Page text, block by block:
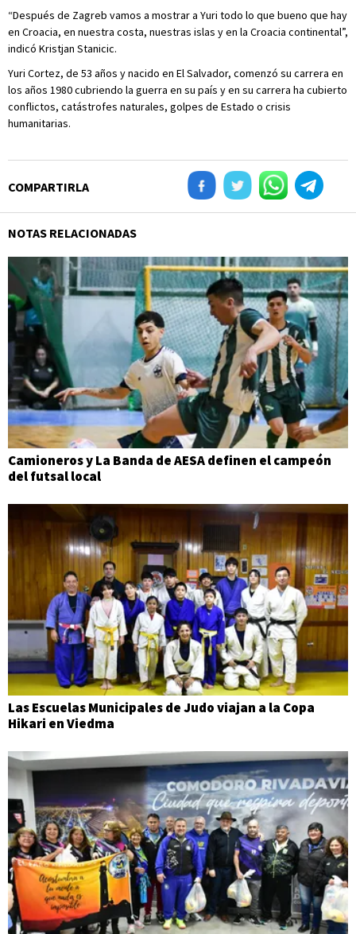
“Después de Zagreb vamos a mostrar a Yuri todo lo que bueno que hay
en Croacia, en nuestra costa, nuestras islas y en la Croacia continental”,
indicó Kristjan Stanicic.
Yuri Cortez, de 53 años y nacido en El Salvador, comenzó su carrera en
los años 1980 cubriendo la guerra en su país y en su carrera ha cubierto
conflictos, catástrofes naturales, golpes de Estado o crisis
humanitarias.
COMPARTIRLA
NOTAS RELACIONADAS
Camioneros y La Banda de AESA definen el campeón
del futsal local
Las Escuelas Municipales de Judo viajan a la Copa
Hikari en Viedma